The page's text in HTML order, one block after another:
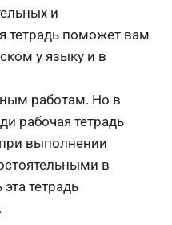
и
тетрадь поможет вам
у языку и в
работам. Но в
рабочая тетрадь
выполнении
в
тетрадь